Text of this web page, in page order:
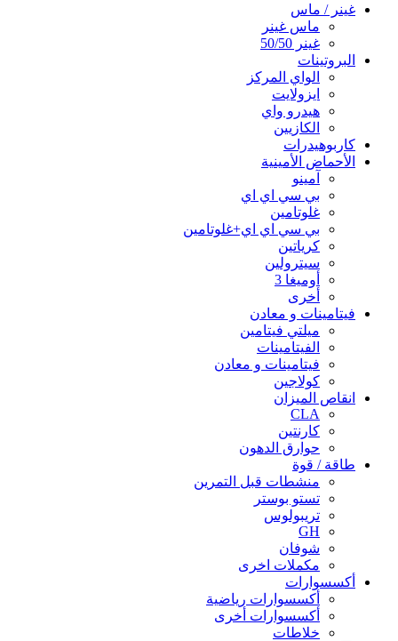
غينر / ماس
ماس غينر
غينر 50/50
البروتينات
الواي المركز
ايزولايت
هيدرو واي
الكازيين
كاربوهيدرات
الأحماض الأمينية
آمينو
بي سي اي اي
غلوتامين
بي سي اي اي+غلوتامين
كرياتين
سيترولين
أوميغا 3
أخرى
فيتامينات و معادن
ميلتي فيتامين
الفيتامينات
فيتامينات و معادن
كولاجين
انقاص الميزان
CLA
كارنتين
حوارق الدهون
طاقة / قوة
منشطات قبل التمرين
تستو بوستر
تريبولوس
GH
شوفان
مكملات اخرى
أكسسوارات
أكسسوارات رياضية
أكسسوارات أخرى
خلاطات